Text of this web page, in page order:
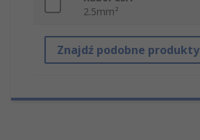
2.5mm²
Znajdź podobne produkty